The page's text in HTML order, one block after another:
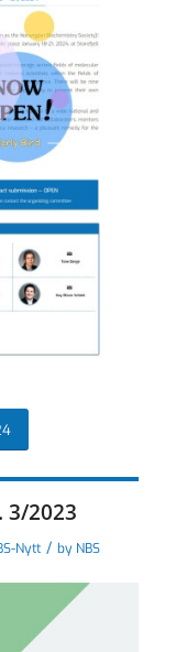
3/2023
Nytt / by NBS